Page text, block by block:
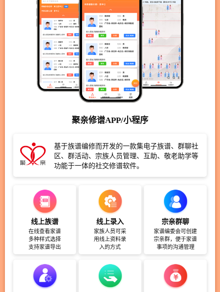
聚亲修谱APP/小程序
基于族谱编修而开发的一款集电子族谱、群聊社
区、群活动、宗族人员管理、互助、敬老助学等
功能于一体的社交修谱软件。
线上族谱
在线查看家谱
多种样式选择
支持家谱导出
线上录入
家族人员可采
用线上资料录
入的方式
宗亲群聊
家谱编委会可创建
宗亲群，便于家谱
事项的沟通管理